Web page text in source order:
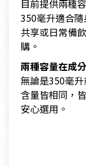
目前提供兩種
350毫升適合
共享或日常備
購。
兩種容量在成
無論是350毫
含量皆相同，
安心選用。